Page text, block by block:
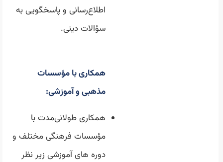
اطلاع‌رسانی و پاسخگویی به
سؤالات دینی.
همکاری بامؤسسات
مذهبی و آموزشی:
همکاری طولانی‌مدت با
مؤسسات فرهنگی مختلف و
دوره های آموزشی زیر نظر